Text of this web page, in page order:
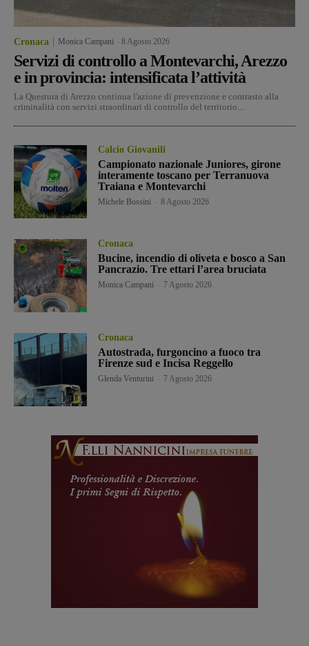
Cronaca Monica Campani 8 Agosto 2026
Servizi di controllo a Montevarchi, Arezzo
e in provincia: intensificata l’attività
La Questura di Arezzo continua l'azione di prevenzione e contrasto alla
criminalità con servizi straordinari di controllo del territorio....
Calcio Giovanili
Campionato nazionale Juniores, girone
interamente toscano per Terranuova
Traiana e Montevarchi
Michele Bossini 8 Agosto 2026
Cronaca
Bucine, incendio di oliveta e bosco a San
Pancrazio. Tre ettari l’area bruciata
Monica Campani 7 Agosto 2026
Cronaca
Autostrada, furgoncino a fuoco tra
Firenze sud e Incisa Reggello
Glenda Venturini 7 Agosto 2026